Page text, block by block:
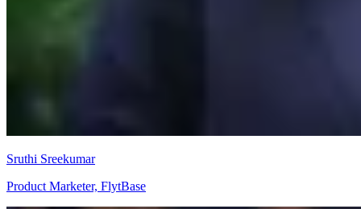
Sruthi Sreekumar
Product Marketer, FlytBase